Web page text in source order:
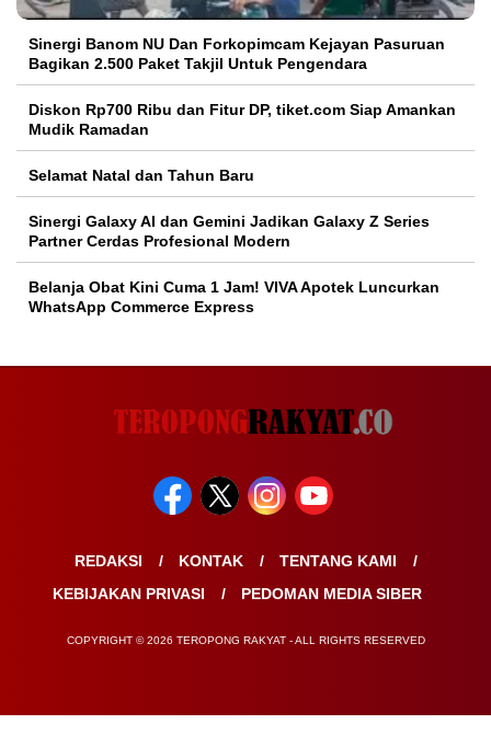
Sinergi Banom NU Dan Forkopimcam Kejayan Pasuruan
Bagikan 2.500 Paket Takjil Untuk Pengendara
Diskon Rp700 Ribu dan Fitur DP, tiket.com Siap Amankan
Mudik Ramadan
Selamat Natal dan Tahun Baru
Sinergi Galaxy AI dan Gemini Jadikan Galaxy Z Series
Partner Cerdas Profesional Modern
Belanja Obat Kini Cuma 1 Jam! VIVA Apotek Luncurkan
WhatsApp Commerce Express
REDAKSI KONTAK
TENTANG KAMI
KEBIJAKAN PRIVASI
PEDOMAN MEDIA SIBER
COPYRIGHT © 2026 TEROPONG RAKYAT - ALL RIGHTS RESERVED